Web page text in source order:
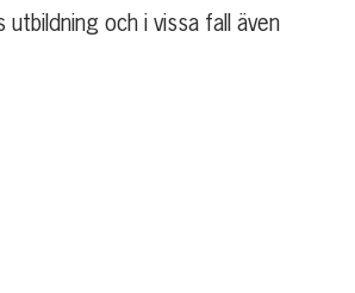
och i vissa fall även